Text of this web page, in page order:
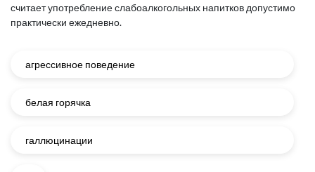
считает употребление слабоалкогольных напитков допустимо
практически ежедневно.
агрессивное поведение
белая горячка
галлюцинации